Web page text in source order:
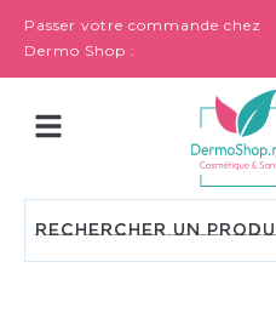
Passer votre commande chez
Dermo Shop :